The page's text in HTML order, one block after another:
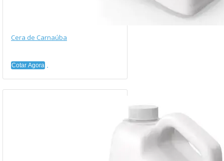
Cera de Carnaúba
Cotar Agora